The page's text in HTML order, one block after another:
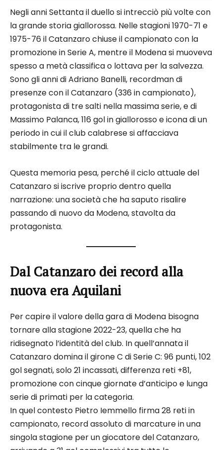
Negli anni Settanta il duello si intrecciò più volte con
la grande storia giallorossa. Nelle stagioni 1970-71 e
1975-76 il Catanzaro chiuse il campionato con la
promozione in Serie A, mentre il Modena si muoveva
spesso a metà classifica o lottava per la salvezza.
Sono gli anni di Adriano Banelli, recordman di
presenze con il Catanzaro (336 in campionato),
protagonista di tre salti nella massima serie, e di
Massimo Palanca, 116 gol in giallorosso e icona di un
periodo in cui il club calabrese si affacciava
stabilmente tra le grandi.
Questa memoria pesa, perché il ciclo attuale del
Catanzaro si iscrive proprio dentro quella
narrazione: una società che ha saputo risalire
passando di nuovo da Modena, stavolta da
protagonista.
Dal Catanzaro dei record alla
nuova era Aquilani
Per capire il valore della gara di Modena bisogna
tornare alla stagione 2022-23, quella che ha
ridisegnato l’identità del club. In quell’annata il
Catanzaro domina il girone C di Serie C: 96 punti, 102
gol segnati, solo 21 incassati, differenza reti +81,
promozione con cinque giornate d’anticipo e lunga
serie di primati per la categoria.
In quel contesto Pietro Iemmello firma 28 reti in
campionato, record assoluto di marcature in una
singola stagione per un giocatore del Catanzaro,